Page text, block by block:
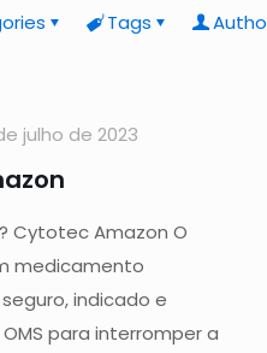
Tags
julho de 2023
Cytotec Amazon O
medicamento
indicado e
para interromper a